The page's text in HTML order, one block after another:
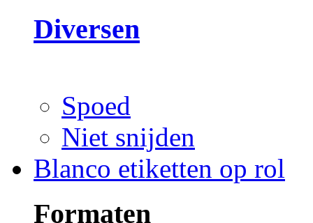
Diversen
Spoed
Niet snijden
Blanco etiketten op rol
Formaten